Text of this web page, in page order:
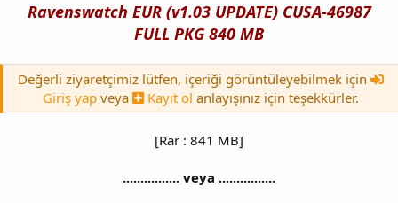
Ravenswatch EUR (v1.03 UPDATE) CUSA-46987
FULL PKG 840 MB
Değerli ziyaretçimiz lütfen, içeriği görüntüleyebilmek için
Giriş yap veya Kayıt ol anlayışınız için teşekkürler.
[Rar : 841 MB]
................ veya ................